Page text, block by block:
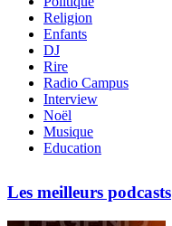
Religion
Enfants
DJ
Rire
Radio Campus
Interview
Noël
Musique
Education
Les meilleurs podcasts